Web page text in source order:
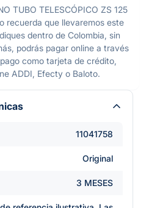
TUBO TELESCÓPICO ZS 125
recuerda que llevaremos este
dentro de Colombia, sin
podrás pagar online a través
como tarjeta de crédito,
ADDI, Efecty o Baloto.
11041758
Original
3 MESES